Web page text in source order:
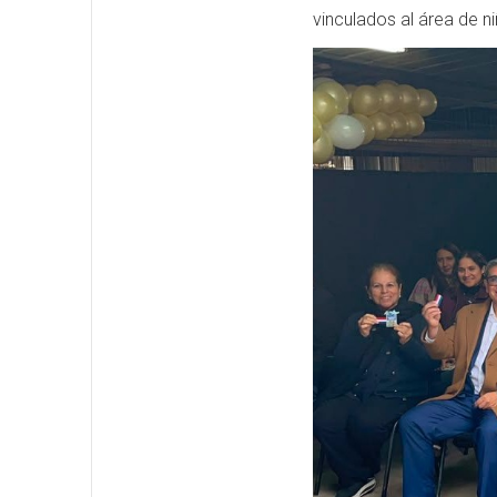
vinculados al área de